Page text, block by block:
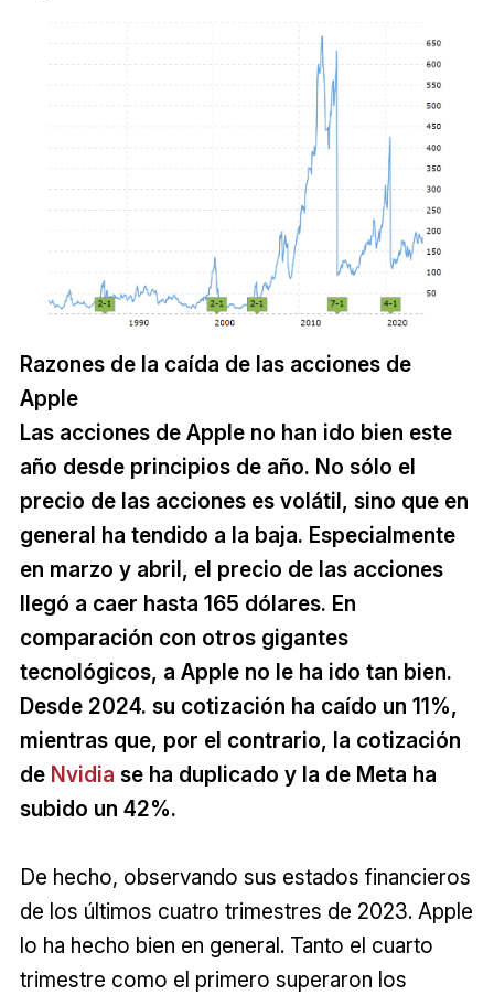
Razones de la caída de las acciones de
Apple
Las acciones de Apple no han ido bien este
año desde principios de año. No sólo el
precio de las acciones es volátil, sino que en
general ha tendido a la baja. Especialmente
en marzo y abril, el precio de las acciones
llegó a caer hasta 165 dólares. En
comparación con otros gigantes
tecnológicos, a Apple no le ha ido tan bien.
Desde 2024. su cotización ha caído un 11%,
mientras que, por el contrario, la cotización
de Nvidia se ha duplicado y la de Meta ha
subido un 42%.
De hecho, observando sus estados financieros
de los últimos cuatro trimestres de 2023. Apple
lo ha hecho bien en general. Tanto el cuarto
trimestre como el primero superaron los